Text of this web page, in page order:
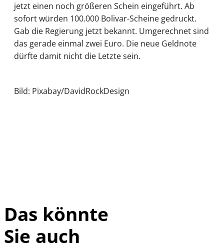
jetzt einen noch größeren Schein eingeführt. Ab
sofort würden 100.000 Bolivar-Scheine gedruckt.
Gab die Regierung jetzt bekannt. Umgerechnet sind
das gerade einmal zwei Euro. Die neue Geldnote
dürfte damit nicht die Letzte sein.
Bild: Pixabay/DavidRockDesign
Das könnte
Sie auch